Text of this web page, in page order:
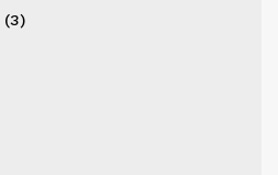
(3)